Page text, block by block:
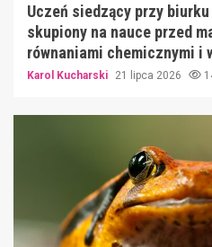
Uczeń siedzący przy
skupiony na nauce przed
równaniami chemicznymi i
Karol Kucharski 21 lipca 2026